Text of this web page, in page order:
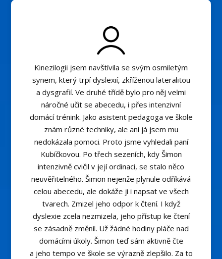
Kinezilogii jsem navštívila se svým osmiletým
synem, který trpí dyslexií, zkříženou lateralitou
a dysgrafií. Ve druhé třídě bylo pro něj velmi
náročné učit se abecedu, i přes intenzivní
domácí trénink. Jako asistent pedagoga ve škole
znám různé techniky, ale ani já jsem mu
nedokázala pomoci. Proto jsme vyhledali paní
Kubíčkovou. Po třech sezeních, kdy Šimon
intenzivně cvičil v její ordinaci, se stalo něco
neuvěřitelného. Šimon nejenže plynule odříkává
celou abecedu, ale dokáže ji i napsat ve všech
tvarech. Zmizel jeho odpor k čtení. I když
dyslexie zcela nezmizela, jeho přístup ke čtení
se zásadně změnil. Už žádné hodiny pláče nad
domácími úkoly. Šimon teď sám aktivně čte
a jeho tempo ve škole se výrazně zlepšilo. Za to